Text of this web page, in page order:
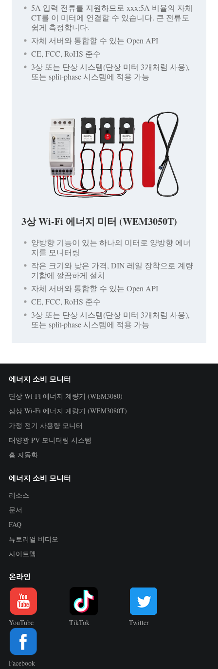
5A 입력 전류를 지원하므로 xxx:5A 비율의 자체
CT를 이 미터에 연결할 수 있습니다. 큰 전류도
쉽게 측정합니다.
자체 서버와 통합할 수 있는 Open API
CE, FCC, RoHS 준수
3상 또는 단상 시스템(단상 미터 3개처럼 사용),
또는 split-phase 시스템에 적용 가능
3상 Wi-Fi 에너지 미터 (WEM3050T)
양방향 기능이 있는 하나의 미터로 양방향 에너
지를 모니터링
작은 크기와 낮은 가격, DIN 레일 장착으로 계량
기함에 깔끔하게 설치
자체 서버와 통합할 수 있는 Open API
CE, FCC, RoHS 준수
3상 또는 단상 시스템(단상 미터 3개처럼 사용),
또는 split-phase 시스템에 적용 가능
에너지 소비 모니터
단상 Wi-Fi 에너지 계량기 (WEM3080)
삼상 Wi-Fi 에너지 계량기 (WEM3080T)
가정 전기 사용량 모니터
태양광 PV 모니터링 시스템
홈 자동화
에너지 소비 모니터
리소스
문서
FAQ
튜토리얼 비디오
사이트맵
온라인
YouTube TikTok Twitter
Facebook